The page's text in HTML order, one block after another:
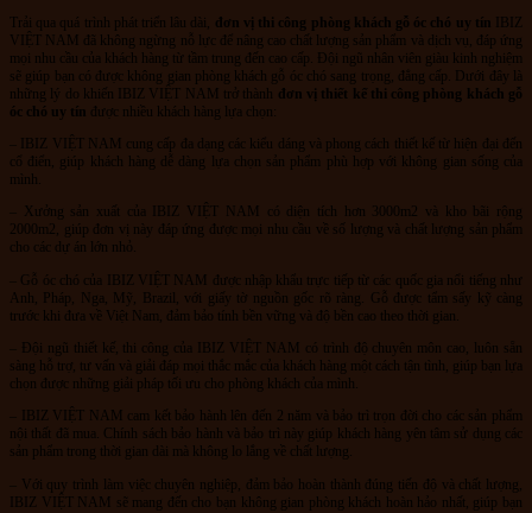
Trải qua quá trình phát triển lâu dài, đơn vị thi công phòng khách gỗ óc chó uy tín IBIZ
VIỆT NAM đã không ngừng nỗ lực để nâng cao chất lượng sản phẩm và dịch vụ, đáp ứng
mọi nhu cầu của khách hàng từ tầm trung đến cao cấp. Đội ngũ nhân viên giàu kinh nghiệm
sẽ giúp bạn có được không gian phòng khách gỗ óc chó sang trọng, đẳng cấp. Dưới đây là
những lý do khiến IBIZ VIỆT NAM trở thành đơn vị thiết kế thi công phòng khách gỗ
óc chó uy tín được nhiều khách hàng lựa chọn:
– IBIZ VIỆT NAM cung cấp đa dạng các kiểu dáng và phong cách thiết kế từ hiện đại đến
cổ điển, giúp khách hàng dễ dàng lựa chọn sản phẩm phù hợp với không gian sống của
mình.
– Xưởng sản xuất của IBIZ VIỆT NAM có diện tích hơn 3000m2 và kho bãi rộng
2000m2, giúp đơn vị này đáp ứng được mọi nhu cầu về số lượng và chất lượng sản phẩm
cho các dự án lớn nhỏ.
– Gỗ óc chó của IBIZ VIỆT NAM được nhập khẩu trực tiếp từ các quốc gia nổi tiếng như
Anh, Pháp, Nga, Mỹ, Brazil, với giấy tờ nguồn gốc rõ ràng. Gỗ được tẩm sấy kỹ càng
trước khi đưa về Việt Nam, đảm bảo tính bền vững và độ bền cao theo thời gian.
– Đội ngũ thiết kế, thi công của IBIZ VIỆT NAM có trình độ chuyên môn cao, luôn sẵn
sàng hỗ trợ, tư vấn và giải đáp mọi thắc mắc của khách hàng một cách tận tình, giúp bạn lựa
chọn được những giải pháp tối ưu cho phòng khách của mình.
– IBIZ VIỆT NAM cam kết bảo hành lên đến 2 năm và bảo trì trọn đời cho các sản phẩm
nội thất đã mua. Chính sách bảo hành và bảo trì này giúp khách hàng yên tâm sử dụng các
sản phẩm trong thời gian dài mà không lo lắng về chất lượng.
– Với quy trình làm việc chuyên nghiệp, đảm bảo hoàn thành đúng tiến độ và chất lượng,
IBIZ VIỆT NAM sẽ mang đến cho bạn không gian phòng khách hoàn hảo nhất, giúp bạn